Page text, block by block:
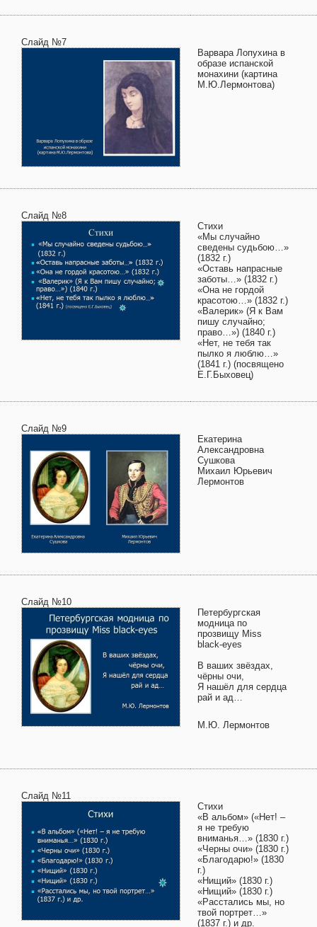
Слайд №7
Варвара Лопухина в
образе испанской
монахини (картина
М.Ю.Лермонтова)
Слайд №8
Стихи
«Мы случайно
сведены судьбою…»
(1832 г.)
«Оставь напрасные
заботы…» (1832 г.)
«Она не гордой
красотою…» (1832 г.)
«Валерик» (Я к Вам
пишу случайно;
право…») (1840 г.)
«Нет, не тебя так
пылко я люблю…»
(1841 г.) (посвящено
Е.Г.Быховец)
Слайд №9
Екатерина
Александровна
Сушкова
Михаил Юрьевич
Лермонтов
Слайд №10
Петербургская
модница по
прозвищу Miss
black-eyes
В ваших звёздах,
чёрны очи,
Я нашёл для сердца
рай и ад…
М.Ю. Лермонтов
Слайд №11
Стихи
«В альбом» («Нет! –
я не требую
вниманья…» (1830 г.)
«Черны очи» (1830 г.)
«Благодарю!» (1830
г.)
«Нищий» (1830 г.)
«Нищий» (1830 г.)
«Расстались мы, но
твой портрет…»
(1837 г.) и др.